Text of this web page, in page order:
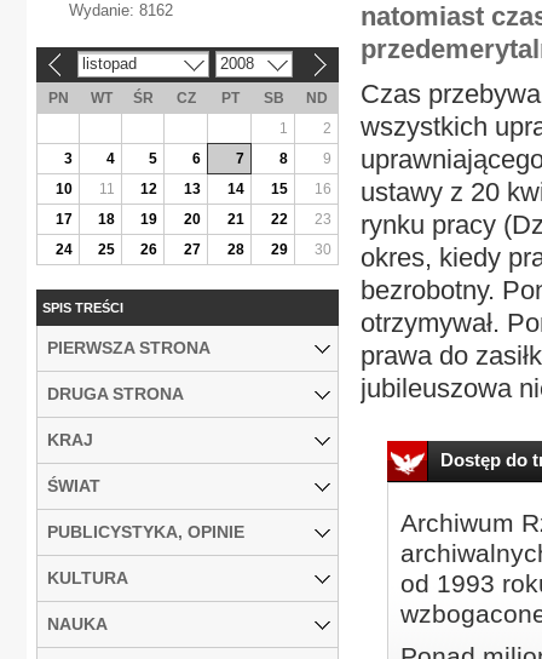
natomiast
Czas
wszystkich
ustawy z 20
rynku pracy
okres, kiedy
bezrobotny.
otrzymywał.
prawa do
jubileuszowa
Dostęp do
Archiwum
od 1993
Wydanie: 8162
listopad 2008
PN WT ŚR CZ PT SB
ND
1
2
3
4 5 6 7 8
9
10
11 12 13 14 15
16
17
18 19 20 21 22
23
24
25 26 27 28 29 30
SPIS TREŚCI
PIERWSZA STRONA
DRUGA STRONA
KRAJ
ŚWIAT
PUBLICYSTYKA, OPINIE
KULTURA
NAUKA